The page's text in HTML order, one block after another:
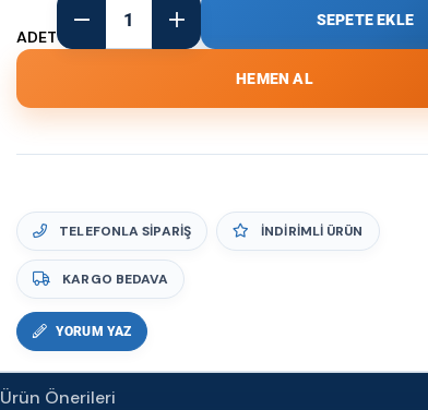
ADET
TELEFONLA SIPARIŞ İNDIRIMLI ÜRÜN
KARGO BEDAVA
YORUM YAZ
Ürün Önerileri